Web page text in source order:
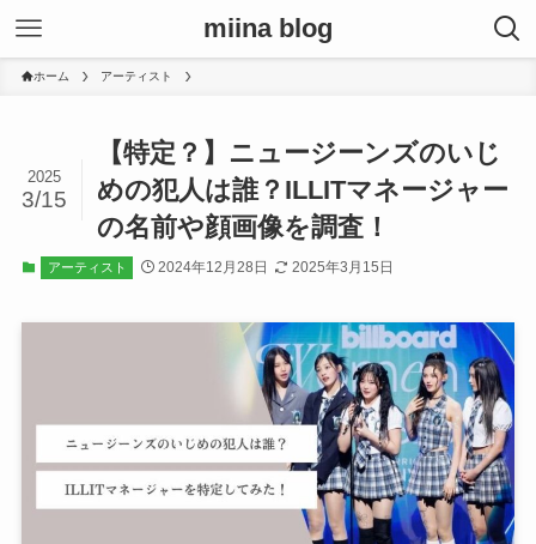
miina blog
ホーム アーティスト
【特定？】ニュージーンズのいじ
めの犯人は誰？ILLITマネージャー
の名前や顔画像を調査！
2025
3/15
アーティスト 2024年12月28日 2025年3月15日